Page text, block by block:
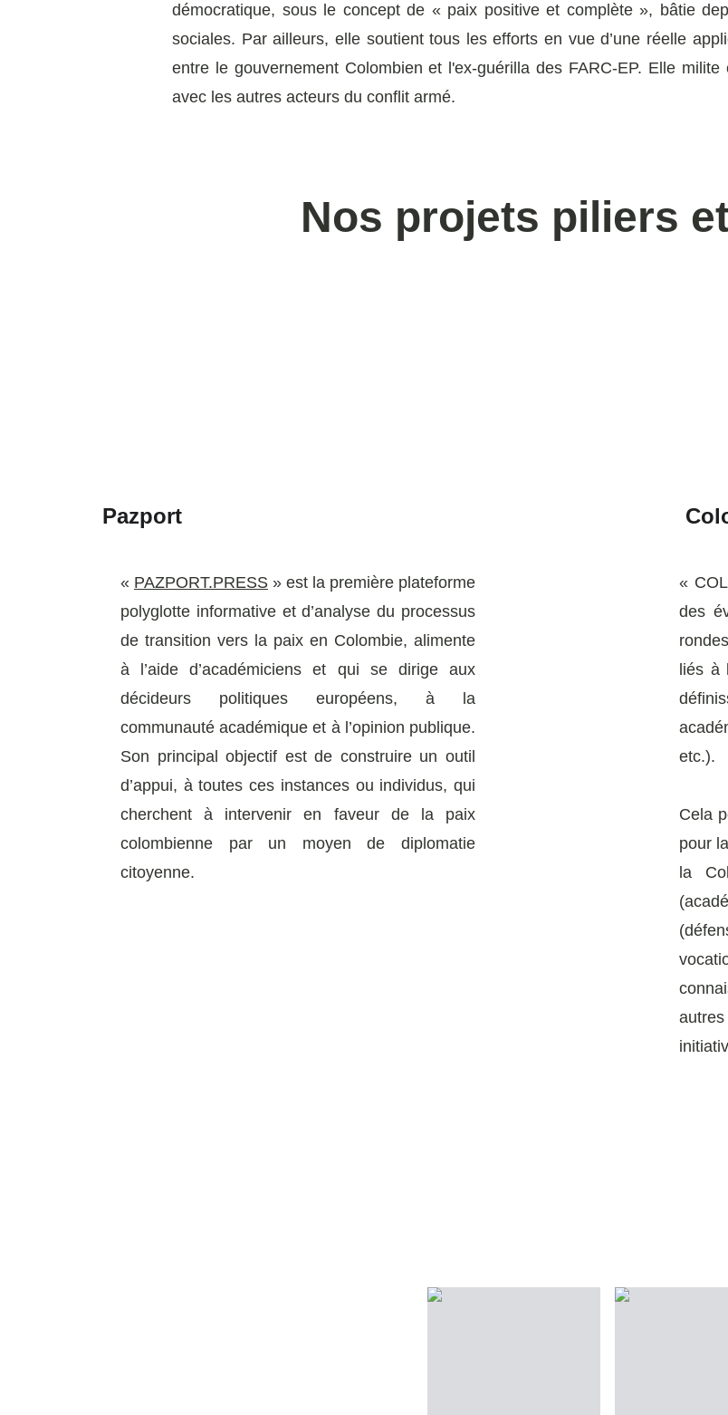
Nos projets piliers
Pazport
« PAZPORT.PRESS » est la première plateforme
polyglotte informative et d’analyse du processus
de transition vers la paix en Colombie, alimente
à l’aide d’académiciens et qui se dirige aux
décideurs politiques européens, à la
communauté académique et à l’opinion publique.
Son principal objectif est de construire un outil
d’appui, à toutes ces instances ou individus, qui
cherchent à intervenir en faveur de la paix
colombienne par un moyen de diplomatie
citoyenne.
«
des
liés à
etc.).
Cela
pour
la
démocratique, sous le concept de « paix positive et complète », bâtie
sociales. Par ailleurs, elle soutient tous les efforts en vue d’une réelle
entre le gouvernement Colombien et l'ex-guérilla des FARC-EP. Elle milite
avec les autres acteurs du conflit armé.